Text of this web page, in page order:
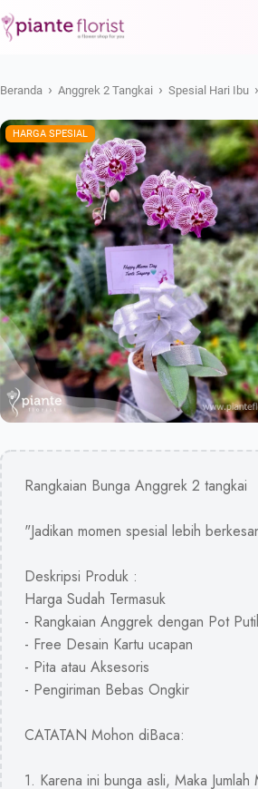
Beranda › Anggrek 2 Tangkai › Spesial Hari Ibu ›
HARGA SPESIAL
Rangkaian Bunga Anggrek 2 tangkai
"Jadikan momen spesial lebih
Deskripsi Produk :
Harga Sudah Termasuk
- Rangkaian Anggrek dengan Pot
- Free Desain Kartu ucapan
- Pita atau Aksesoris
- Pengiriman Bebas Ongkir
CATATAN Mohon diBaca:
1. Karena ini bunga asli, Maka